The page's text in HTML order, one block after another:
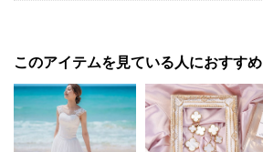
このアイテムを見ている人におすすめ